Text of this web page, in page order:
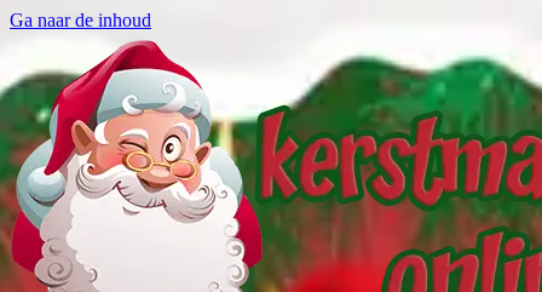
Ga naar de inhoud